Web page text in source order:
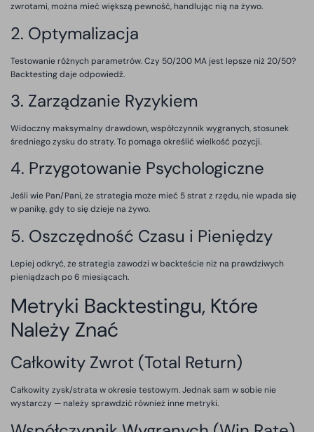
zwrotami, można mieć większą pewność, handlując nią na żywo.
2. Optymalizacja
Testowanie różnych parametrów. Czy 50/200 MA jest lepsze niż 20/50?
Backtesting daje odpowiedź.
3. Zarządzanie Ryzykiem
Widoczny maksymalny drawdown, współczynnik wygranych, stosunek
średniego zysku do straty. To pomaga określić wielkość pozycji.
4. Przygotowanie Psychologiczne
Jeśli wie Pan/Pani, że strategia może mieć 5 strat z rzędu, nie wpada się
w panikę, gdy to się dzieje na żywo.
5. Oszczędność Czasu i Pieniędzy
Lepiej odkryć, że strategia zawodzi w backteście niż na prawdziwych
pieniądzach po 6 miesiącach.
Metryki Backtestingu, Które
Należy Znać
Całkowity Zwrot (Total Return)
Całkowity zysk/strata w okresie testowym. Jednak sam w sobie nie
wystarczy — należy sprawdzić również inne metryki.